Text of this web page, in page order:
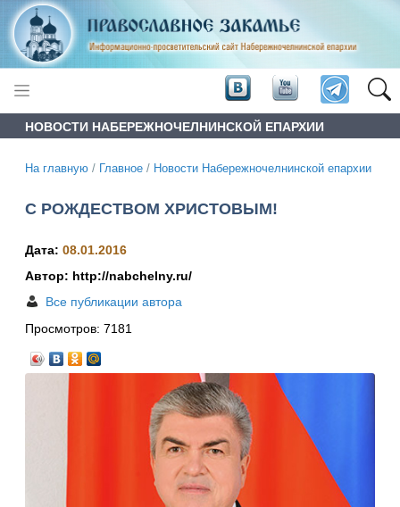
НОВОСТИ НАБЕРЕЖНОЧЕЛНИНСКОЙ ЕПАРХИИ
На главную / Главное / Новости Набережночелнинской епархии
С РОЖДЕСТВОМ ХРИСТОВЫМ!
Дата: 08.01.2016
Автор: http://nabchelny.ru/
Все публикации автора
Просмотров: 7181